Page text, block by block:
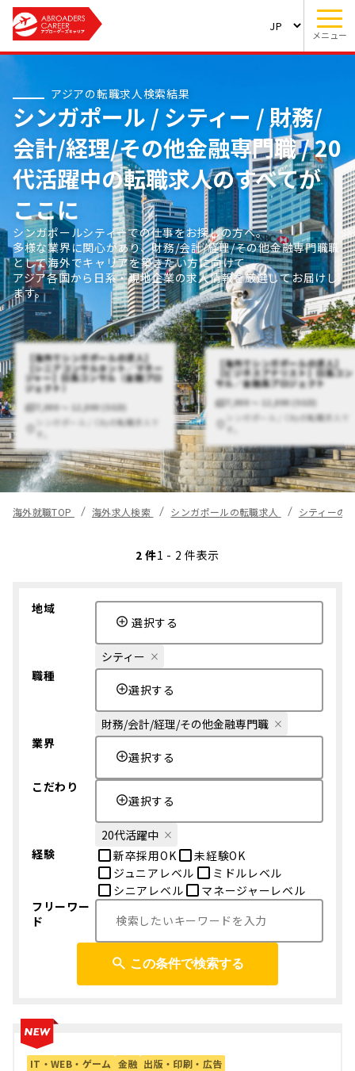
メニュー
アジアの転職求人検索結果
シンガポール / シティー / 財務/
会計/経理/その他金融専門職 / 20
代活躍中の転職求人のすべてが
ここに
シンガポールシティーでの仕事をお探しの方へ。
多様な業界に関心があり、財務/会計/経理/その他金融専門職職
として海外でキャリアを築きたい方に向けて、
アジア各国から日系・現地企業の求人情報を厳選してお届けし
ます。
【海外でシンガポールの求人】
【シニアコンサルタント／マネー
ジャー】日系コンサル（金融プロ
ジェクト）
7,000 〜 12,000 (SGD)
シンガポール / Cityの転職求人で
す。
【海外でシンガポールの求人】
【ビジネスアナリスト】日系コン
サル／金融系プロジェクト
7,000 〜 12,000 (SGD)
シンガポール / Cityの転職求人で
す。
海外就職TOP 海外求人検索 シンガポールの転職求人 シティーの
2 件1 - 2 件表示
地域
選択する
シティー
職種
選択する
財務/会計/経理/その他金融専門職
業界
選択する
こだわり
選択する
20代活躍中
経験
新卒採用OK
未経験OK
ジュニアレベル
ミドルレベル
シニアレベル
マネージャーレベル
フリーワー
ド
この条件で検索する
IT・WEB・ゲーム 金融 出版・印刷・広告